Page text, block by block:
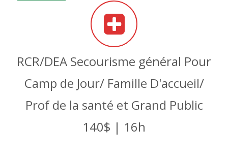
RCR/DEA Secourisme général Pour
Camp de Jour/ Famille D'accueil/
Prof de la santé et Grand Public
140$ | 16h